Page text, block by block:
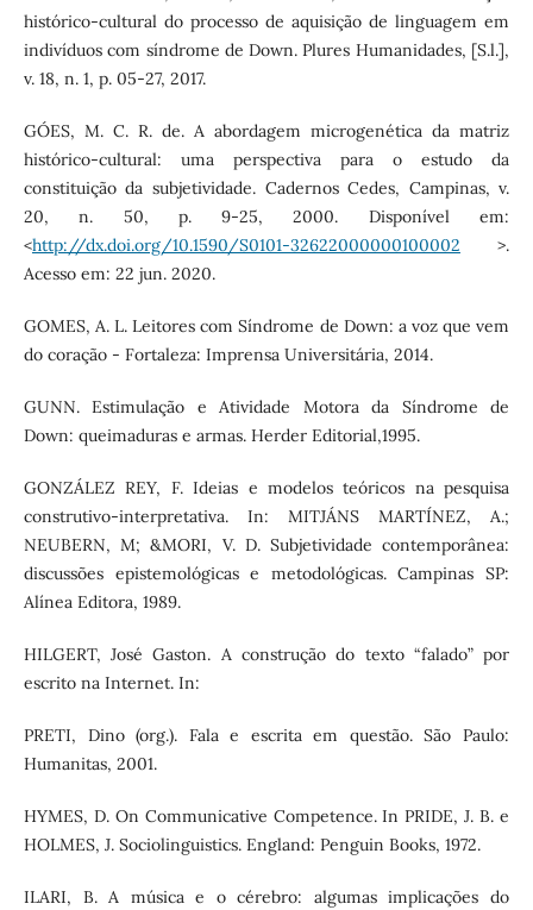
histórico-cultural do processo de aquisição de linguagem em
indivíduos com síndrome de Down. Plures Humanidades, [S.l.],
v. 18, n. 1, p. 05-27, 2017.
GÓES, M. C. R. de. A abordagem microgenética da matriz
histórico-cultural: uma perspectiva para o estudo da
constituição da subjetividade. Cadernos Cedes, Campinas, v.
20, n. 50, p. 9-25, 2000. Disponível em:
<http://dx.doi.org/10.1590/S0101-32622000000100002 >.
Acesso em: 22 jun. 2020.
GOMES, A. L. Leitores com Síndrome de Down: a voz que vem
do coração - Fortaleza: Imprensa Universitária, 2014.
GUNN. Estimulação e Atividade Motora da Síndrome de
Down: queimaduras e armas. Herder Editorial,1995.
GONZÁLEZ REY, F. Ideias e modelos teóricos na pesquisa
construtivo-interpretativa. In: MITJÁNS MARTÍNEZ, A.;
NEUBERN, M; &MORI, V. D. Subjetividade contemporânea:
discussões epistemológicas e metodológicas. Campinas SP:
Alínea Editora, 1989.
HILGERT, José Gaston. A construção do texto “falado” por
escrito na Internet. In:
PRETI, Dino (org.). Fala e escrita em questão. São Paulo:
Humanitas, 2001.
HYMES, D. On Communicative Competence. In PRIDE, J. B. e
HOLMES, J. Sociolinguistics. England: Penguin Books, 1972.
ILARI, B. A música e o cérebro: algumas implicações do